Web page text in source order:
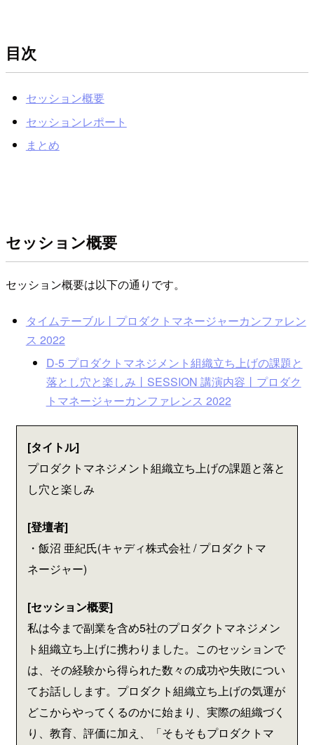
目次
セッション概要
セッションレポート
まとめ
セッション概要
セッション概要は以下の通りです。
タイムテーブル丨プロダクトマネージャーカンファレン
ス 2022
D-5 プロダクトマネジメント組織立ち上げの課題と
落とし穴と楽しみ丨SESSION 講演内容丨プロダク
トマネージャーカンファレンス 2022
[タイトル]
プロダクトマネジメント組織立ち上げの課題と落と
し穴と楽しみ
[登壇者]
・飯沼 亜紀氏(キャディ株式会社 / プロダクトマ
ネージャー)
[セッション概要]
私は今まで副業を含め5社のプロダクトマネジメン
ト組織立ち上げに携わりました。このセッションで
は、その経験から得られた数々の成功や失敗につい
てお話しします。プロダクト組織立ち上げの気運が
どこからやってくるのかに始まり、実際の組織づく
り、教育、評価に加え、「そもそもプロダクトマ